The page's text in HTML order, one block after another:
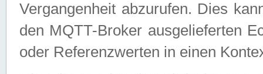
Vergangenheit abzurufen. Dies
den MQTT-Broker ausgelieferten
oder Referenzwerten in einen